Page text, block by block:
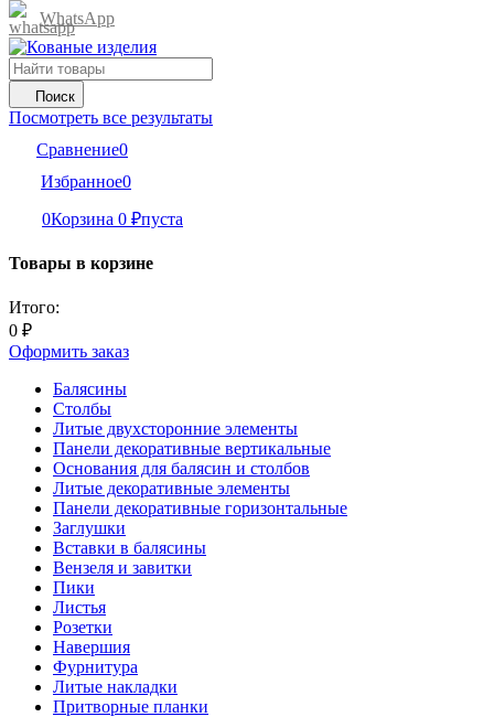
WhatsApp
Поиск
Посмотреть все результаты
Сравнение0
Избранное0
0Корзина 0 ₽пуста
Товары в корзине
Итого:
0 ₽
Оформить заказ
Балясины
Столбы
Литые двухсторонние элементы
Панели декоративные вертикальные
Основания для балясин и столбов
Литые декоративные элементы
Панели декоративные горизонтальные
Заглушки
Вставки в балясины
Вензеля и завитки
Пики
Листья
Розетки
Навершия
Фурнитура
Литые накладки
Притворные планки